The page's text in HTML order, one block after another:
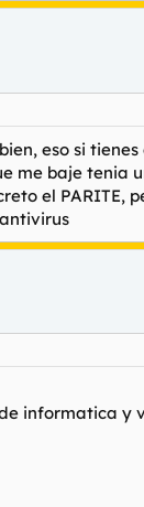
eso si
me baje tenia
el PARITE,
informatica y